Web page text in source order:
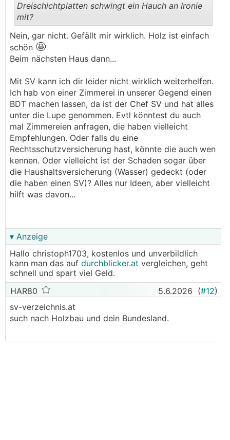
..
Dreischichtplatten schwingt ein Hauch an Ironie
mit?
Nein, gar nicht. Gefällt mir wirklich. Holz ist einfach
schön 🤩
Beim nächsten Haus dann...
Mit SV kann ich dir leider nicht wirklich weiterhelfen.
Ich hab von einer Zimmerei in unserer Gegend einen
BDT machen lassen, da ist der Chef SV und hat alles
unter die Lupe genommen. Evtl könntest du auch
mal Zimmereien anfragen, die haben vielleicht
Empfehlungen. Oder falls du eine
Rechtsschutzversicherung hast, könnte die auch wen
kennen. Oder vielleicht ist der Schaden sogar über
die Haushaltsversicherung (Wasser) gedeckt (oder
die haben einen SV)? Alles nur Ideen, aber vielleicht
hilft was davon...
▾ Anzeige
Hallo christoph1703, kostenlos und unverbildlich
kann man das auf durchblicker.at vergleichen, geht
schnell und spart viel Geld.
HAR80
5.6.2026 (#12)
sv-verzeichnis.at
such nach Holzbau und dein Bundesland.